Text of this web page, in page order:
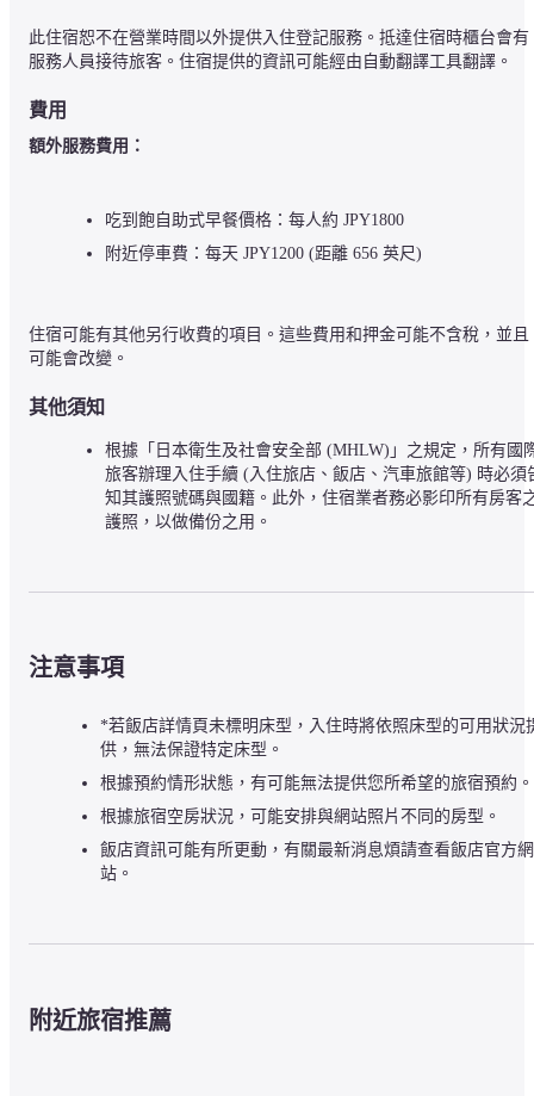
此住宿恕不在營業時間以外提供入住登記服務。抵達住宿時櫃台會有
服務人員接待旅客。住宿提供的資訊可能經由自動翻譯工具翻譯。
費用
額外服務費用：
吃到飽自助式早餐價格：每人約 JPY1800
附近停車費：每天 JPY1200 (距離 656 英尺)
住宿可能有其他另行收費的項目。這些費用和押金可能不含稅，並且
可能會改變。
其他須知
根據「日本衛生及社會安全部 (MHLW)」之規定，所有國
旅客辦理入住手續 (入住旅店、飯店、汽車旅館等) 時必須
知其護照號碼與國籍。此外，住宿業者務必影印所有房客
護照，以做備份之用。
注意事項
*若飯店詳情頁未標明床型，入住時將依照床型的可用狀況
供，無法保證特定床型。
根據預約情形狀態，有可能無法提供您所希望的旅宿預約。
根據旅宿空房狀況，可能安排與網站照片不同的房型。
飯店資訊可能有所更動，有關最新消息煩請查看飯店官方網
站。
附近旅宿推薦